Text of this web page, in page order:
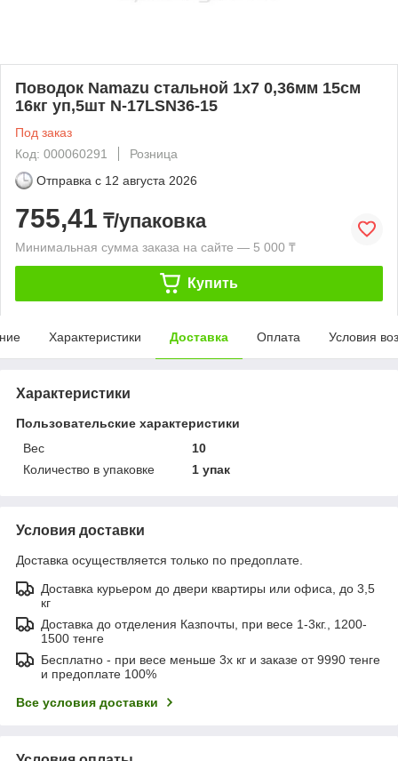
Поводок Namazu стальной 1х7 0,36мм 15см
16кг уп,5шт N-17LSN36-15
Под заказ
Код: 000060291
Розница
Отправка с 12 августа 2026
755,41 ₸/упаковка
Минимальная сумма заказа на сайте — 5 000 ₸
Купить
Характеристики Доставка Оплата Условия
Характеристики
Пользовательские характеристики
Вес
10
Количество в упаковке
1 упак
Условия доставки
Доставка осуществляется только по предоплате.
Доставка курьером до двери квартиры или офиса, до 3,5
кг
Доставка до отделения Казпочты, при весе 1-3кг., 1200-
1500 тенге
Бесплатно - при весе меньше 3х кг и заказе от 9990 тенге
и предоплате 100%
Все условия доставки